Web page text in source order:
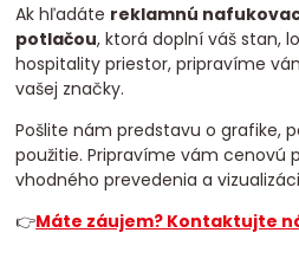
Ak hľadáte reklamnú
potlačou, ktorá doplní váš stan,
hospitality priestor, pripravíme
vašej značky.
Pošlite nám predstavu o grafike,
použitie. Pripravíme vám cenovú
vhodného prevedenia a
👉Máte záujem? Kontaktujte